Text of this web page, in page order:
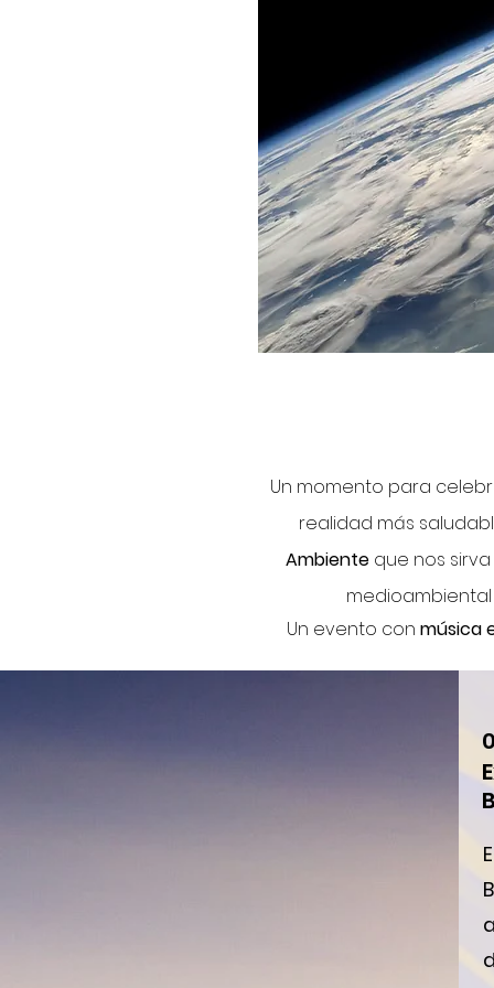
Un momento para
realidad más
Ambiente que nos
medioambiental
Un evento con música